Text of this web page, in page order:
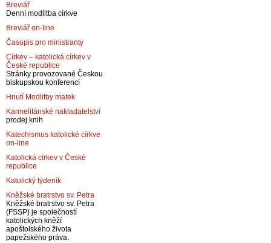
Breviář
Denní modlitba církve
Breviář on-line
Časopis pro ministranty
Církev – katolická církev v
České republice
Stránky provozované Českou
biskupskou konferencí
Hnutí Modlitby matek
Karmelitánské nakladatelství
prodej knih
Katechismus katolické církve
on-line
Katolická církev v České
republice
Katolický týdeník
Kněžské bratrstvo sv. Petra
Kněžské bratrstvo sv. Petra
(FSSP) je společností
katolických kněží
apoštolského života
papežského práva.